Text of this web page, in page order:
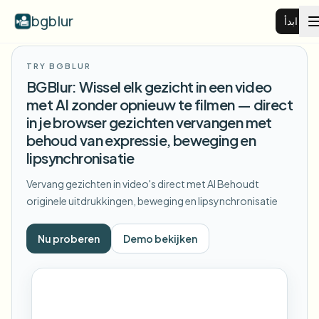
bgblur ابدأ
الأسعار
أمثلة
عرض جميع الأمثلة
تصفح مكتبة الأمثلة الكاملة
الميزات
View all features
Browse every blur tool in one place
الشركات
TRY BGBLUR
BGBlur: Wissel elk gezicht in een video
met AI zonder opnieuw te filmen — direct
in je browser gezichten vervangen met
behoud van expressie, beweging en
lipsynchronisatie
Vervang gezichten in video's direct met AIBehoudt
originele uitdrukkingen, beweging en lipsynchronisatie
Nu proberen Demo bekijken